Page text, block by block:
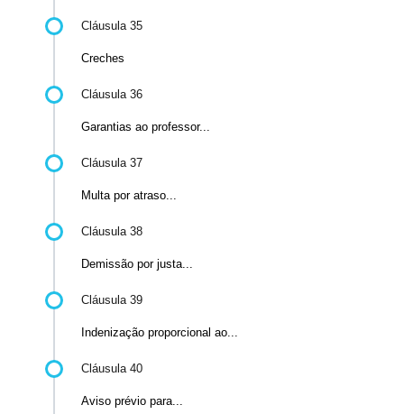
Cláusula 35
Creches
Cláusula 36
Garantias ao professor...
Cláusula 37
Multa por atraso...
Cláusula 38
Demissão por justa...
Cláusula 39
Indenização proporcional ao...
Cláusula 40
Aviso prévio para...